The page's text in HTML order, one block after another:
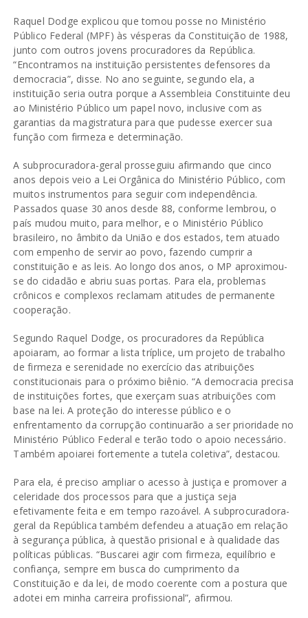
Raquel Dodge explicou que tomou posse no Ministério
Público Federal (MPF) às vésperas da Constituição de 1988,
junto com outros jovens procuradores da República.
“Encontramos na instituição persistentes defensores da
democracia”, disse. No ano seguinte, segundo ela, a
instituição seria outra porque a Assembleia Constituinte deu
ao Ministério Público um papel novo, inclusive com as
garantias da magistratura para que pudesse exercer sua
função com firmeza e determinação.
A subprocuradora-geral prosseguiu afirmando que cinco
anos depois veio a Lei Orgânica do Ministério Público, com
muitos instrumentos para seguir com independência.
Passados quase 30 anos desde 88, conforme lembrou, o
país mudou muito, para melhor, e o Ministério Público
brasileiro, no âmbito da União e dos estados, tem atuado
com empenho de servir ao povo, fazendo cumprir a
constituição e as leis. Ao longo dos anos, o MP aproximou-
se do cidadão e abriu suas portas. Para ela, problemas
crônicos e complexos reclamam atitudes de permanente
cooperação.
Segundo Raquel Dodge, os procuradores da República
apoiaram, ao formar a lista tríplice, um projeto de trabalho
de firmeza e serenidade no exercício das atribuições
constitucionais para o próximo biênio. “A democracia precisa
de instituições fortes, que exerçam suas atribuições com
base na lei. A proteção do interesse público e o
enfrentamento da corrupção continuarão a ser prioridade no
Ministério Público Federal e terão todo o apoio necessário.
Também apoiarei fortemente a tutela coletiva”, destacou.
Para ela, é preciso ampliar o acesso à justiça e promover a
celeridade dos processos para que a justiça seja
efetivamente feita e em tempo razoável. A subprocuradora-
geral da República também defendeu a atuação em relação
à segurança pública, à questão prisional e à qualidade das
políticas públicas. “Buscarei agir com firmeza, equilíbrio e
confiança, sempre em busca do cumprimento da
Constituição e da lei, de modo coerente com a postura que
adotei em minha carreira profissional”, afirmou.